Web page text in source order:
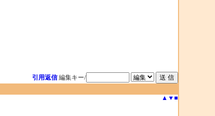
引用返信 編集キー/
▲ ▼ ■